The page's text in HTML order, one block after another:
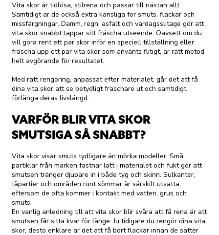
Vita skor är tidlösa, stilrena och passar till nästan allt.
Samtidigt är de också extra känsliga för smuts, fläckar och
missfärgningar. Damm, regn, asfalt och vardagsslitage gör att
vita skor snabbt tappar sitt fräscha utseende. Oavsett om du
vill göra rent ett par skor inför en speciell tillställning eller
fräscha upp ett par vita skor som använts flitigt, är rätt metod
helt avgörande för resultatet.
Med rätt rengöring, anpassat efter materialet, går det att få
dina vita skor att se betydligt fräschare ut och samtidigt
förlänga deras livslängd.
VARFÖR BLIR VITA SKOR
SMUTSIGA SÅ SNABBT?
Vita skor visar smuts tydligare än mörka modeller. Små
partiklar från marken fastnar lätt i materialet och fukt gör att
smutsen tränger djupare in i både tyg och skinn. Sulkanter,
tåpartier och områden runt sömmar är särskilt utsatta
eftersom de ofta kommer i kontakt med vatten, grus och
smuts.
En vanlig anledning till att vita skor blir svåra att få rena är att
smutsen får sitta kvar för länge. Ju tidigare du rengör dina vita
skor, desto enklare är det att få bort fläckar innan de sätter